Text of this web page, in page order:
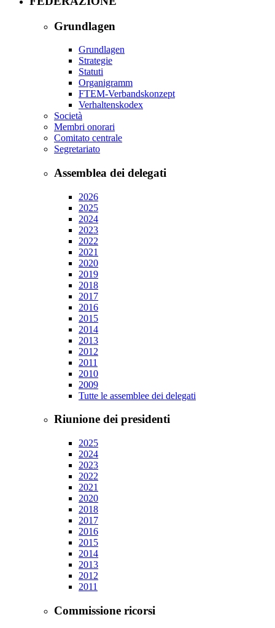
Grundlagen
Grundlagen
Strategie
Statuti
Organigramm
FTEM-Verbandskonzept
Verhaltenskodex
Società
Membri onorari
Comitato centrale
Segretariato
Assemblea dei delegati
2026
2025
2024
2023
2022
2021
2020
2019
2018
2017
2016
2015
2014
2013
2012
2011
2010
2009
Tutte le assemblee dei delegati
Riunione dei presidenti
2025
2024
2023
2022
2021
2020
2018
2017
2016
2015
2014
2013
2012
2011
Commissione ricorsi